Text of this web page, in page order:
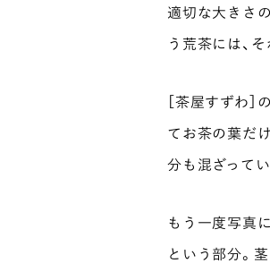
適切な大きさ
う荒茶には、
［茶屋すずわ
てお茶の葉だ
分も混ざって
もう一度写真
という部分。